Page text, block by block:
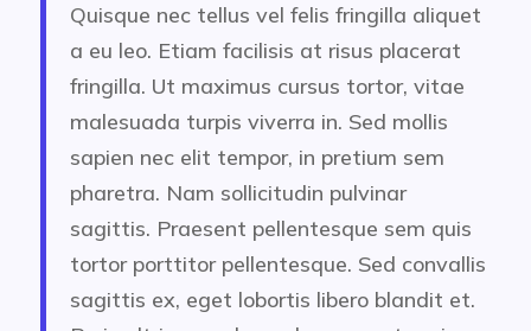
Quisque nec tellus vel felis fringilla aliquet
a eu leo. Etiam facilisis at risus placerat
fringilla. Ut maximus cursus tortor, vitae
malesuada turpis viverra in. Sed mollis
sapien nec elit tempor, in pretium sem
pharetra. Nam sollicitudin pulvinar
sagittis. Praesent pellentesque sem quis
tortor porttitor pellentesque. Sed convallis
sagittis ex, eget lobortis libero blandit et.